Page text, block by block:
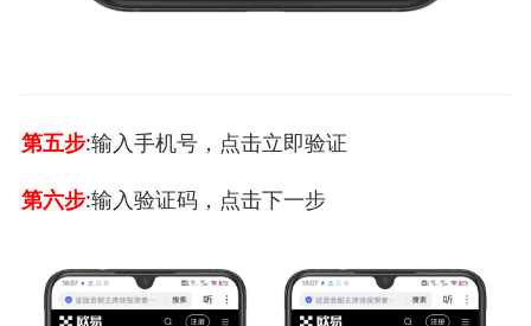
第五步:输入手机号，点击立即验证
第六步:输入验证码，点击下一步